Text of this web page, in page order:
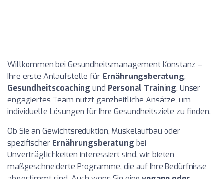
Willkommen bei Gesundheitsmanagement Konstanz –
Ihre erste Anlaufstelle für Ernährungsberatung,
Gesundheitscoaching und Personal Training. Unser
engagiertes Team nutzt ganzheitliche Ansätze, um
individuelle Lösungen für Ihre Gesundheitsziele zu finden.
Ob Sie an Gewichtsreduktion, Muskelaufbau oder
spezifischer Ernährungsberatung bei
Unverträglichkeiten interessiert sind, wir bieten
maßgeschneiderte Programme, die auf Ihre Bedürfnisse